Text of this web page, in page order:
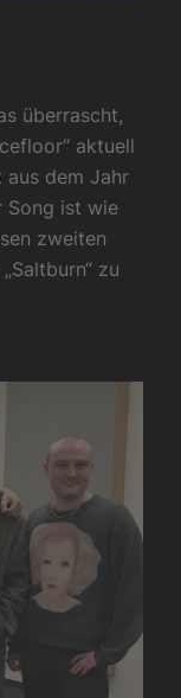
überrascht,
aktuell
dem Jahr
Song ist wie
zweiten
zu